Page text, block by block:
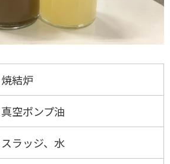
焼結炉
真空ポンプ油
スラッジ、水